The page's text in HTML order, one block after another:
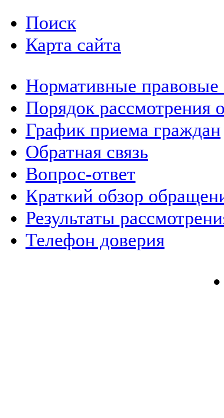
Поиск
Карта сайта
Нормативные правовые
Порядок рассмотрения
График приема граждан
Обратная связь
Вопрос-ответ
Краткий обзор
Результаты
Телефон доверия